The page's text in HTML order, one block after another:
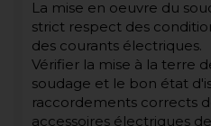
La mise en oeuvre du
strict respect des
des courants électriques.
Vérifier la mise à la terre
soudage et le bon état
raccordements corrects
accessoires électriques